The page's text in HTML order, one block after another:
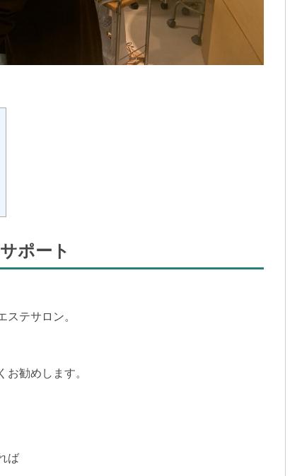
ポート
ステサロン。
勧めします。
ば